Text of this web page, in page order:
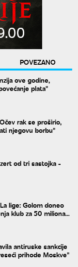
POVEZANO
ove godine,
plata"
rak se proširio,
njegovu borbu"
od tri sastojka -
lige: Golom doneo
klub za 50 miliona
antiruske sankcije
prihode Moskve"